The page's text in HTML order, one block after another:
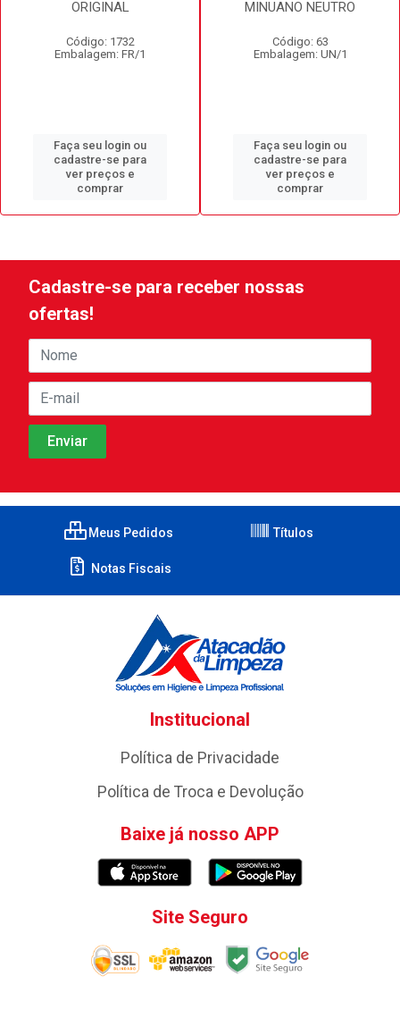
ORIGINAL
Código: 1732
Embalagem: FR/1
Faça seu login ou
cadastre-se para
ver preços e
comprar
MINUANO NEUTRO
Código: 63
Embalagem: UN/1
Faça seu login ou
cadastre-se para
ver preços e
comprar
Cadastre-se para receber nossas
ofertas!
Meus Pedidos Títulos
Notas Fiscais
Institucional
Política de Privacidade
Política de Troca e Devolução
Baixe já nosso APP
Site Seguro